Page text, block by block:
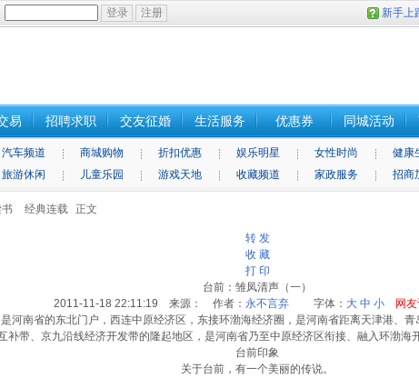
新手上
易 招聘求职 交友征婚 生活服务 优惠券 同城活动
汽车频道 商城购物 折扣优惠 娱乐明星 女性时尚 健康
旅游休闲 儿童乐园 游戏天地 收藏频道 家政服务 招商
经典连载 正文
转 发
收 藏
打 印
台前：雏凤清声（一）
2011-11-18 22:11:19 来源： 作者： 永不言弃字体： 大 中 小 网
南省的东北门户，西连中原经济区，东接环渤海经济圈，是河南省距离天津港、青
补带、京九沿线经济开发带的隆起地区，是河南省乃至中原经济区衔接、融入环渤海
台前印象
关于台前，有一个美丽的传说。